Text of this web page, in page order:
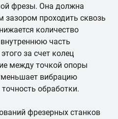
фрезы. Она должна
проходить сквозь
количество
часть
за счет колец
между точкой опоры
вибрацию
обработки.
фрезерных станков